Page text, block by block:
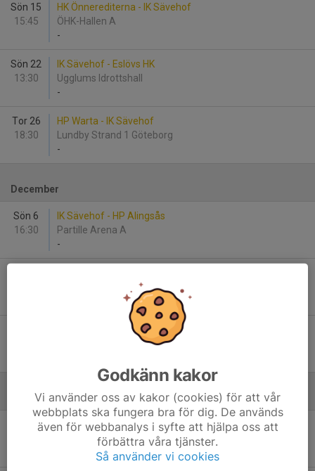
Sön 15
15:45
HK Önnerediterna - IK Sävehof
ÖHK-Hallen A
-
Sön 22
13:30
IK Sävehof - Eslövs HK
Ugglums Idrottshall
-
Tor 26
18:30
HP Warta - IK Sävehof
Lundby Strand 1 Göteborg
-
December
Sön 6
16:30
IK Sävehof - HP Alingsås
Partille Arena A
-
Sparbankshallen Vinslöv
IK Sävehof - HP Warta
Januari - 2027
Kärra HF - IK Sävehof
Lillekärrshallen Göteborg
Godkänn kakor
Vi använder oss av kakor (cookies) för att vår
webbplats ska fungera bra för dig. De används
även för webbanalys i syfte att hjälpa oss att
förbättra våra tjänster.
Så använder vi cookies